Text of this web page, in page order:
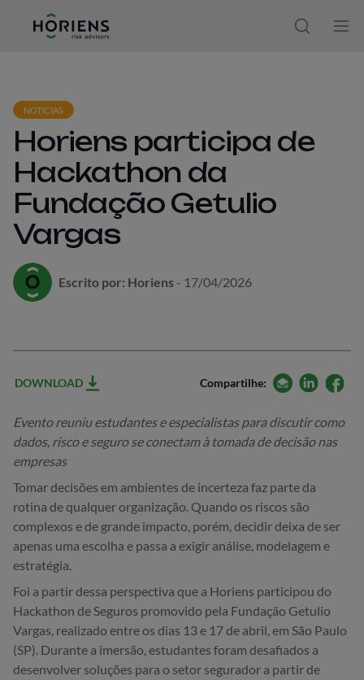
Abrir
NOTICIAS
Horiens participa de
Hackathon da
Fundação Getulio
Vargas
Escrito por: Horiens - 17/04/2026
DOWNLOAD Compartilhe: emaillinkedin
Evento reuniu estudantes e especialistas para discutir como
dados, risco e seguro se conectam à tomada de decisão nas
empresas
Tomar decisões em ambientes de incerteza faz parte da
rotina de qualquer organização. Quando os riscos são
complexos e de grande impacto, porém, decidir deixa de ser
apenas uma escolha e passa a exigir análise, modelagem e
estratégia.
Foi a partir dessa perspectiva que a Horiens participou do
Hackathon de Seguros promovido pela Fundação Getulio
Vargas, realizado entre os dias 13 e 17 de abril, em São Paulo
(SP). Durante a imersão, estudantes foram desafiados a
desenvolver soluções para o setor segurador a partir de